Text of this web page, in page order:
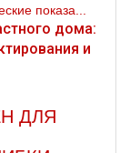
показа...
ДЛЯ